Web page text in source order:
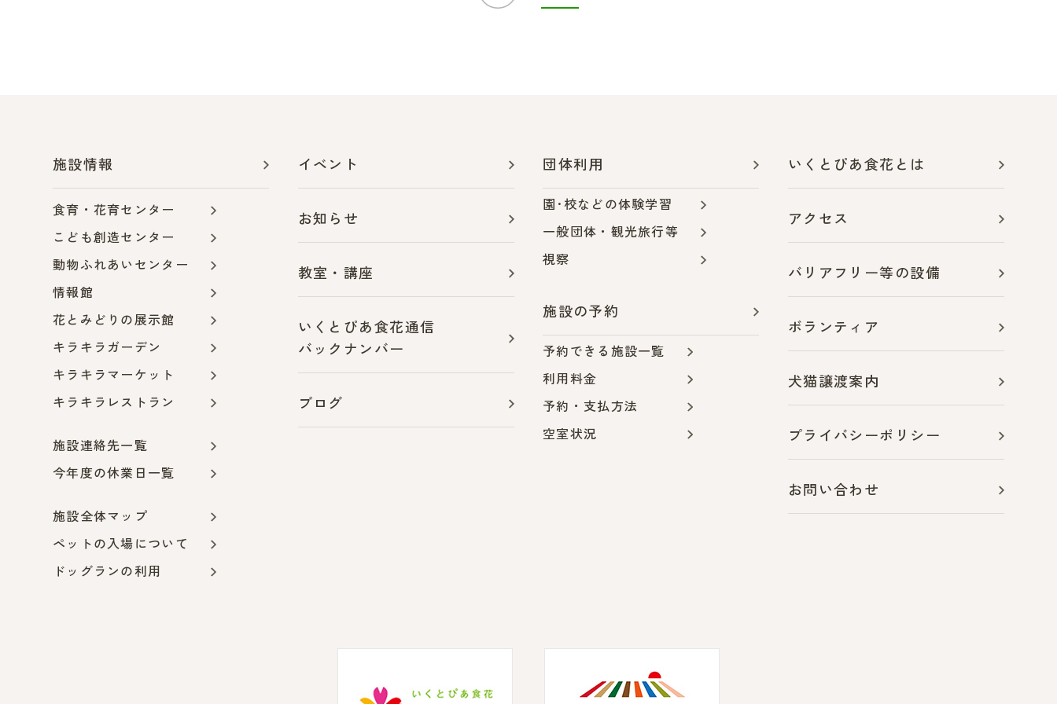
施設情報
食育・花育センター
こども創造センター
動物ふれあいセンター
情報館
花とみどりの展示館
キラキラガーデン
キラキラマーケット
キラキラレストラン
施設連絡先一覧
今年度の休業日一覧
施設全体マップ
ペットの入場について
ドッグランの利用
イベント
お知らせ
教室・講座
いくとぴあ食花通信
バックナンバー
ブログ
団体利用
園･校などの体験学習
一般団体・観光旅行等
視察
施設の予約
予約できる施設一覧
利用料金
予約・支払方法
空室状況
いくとぴあ食花とは
アクセス
バリアフリー等の設備
ボランティア
犬猫譲渡案内
プライバシーポリシー
お問い合わせ